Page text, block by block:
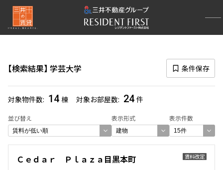
検索結果 学芸大学 条件保存
対象物件数 14 棟 対象お部屋数 24 件
並び替え 表示形式 表示件数
再検索ナビゲーション
選択中の路線
東横線
(297)
選択中の駅
賃料改定
Ｃｅｄａｒ Ｐｌａｚａ目黒本町